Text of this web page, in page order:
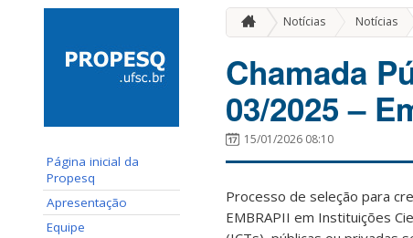
Página inicial da
Propesq
Apresentação
Equipe
Notícias Notícias »
Chamada
03/2025 –
15/01/2026 08:10
Processo de seleção para
EMBRAPII em Instituições